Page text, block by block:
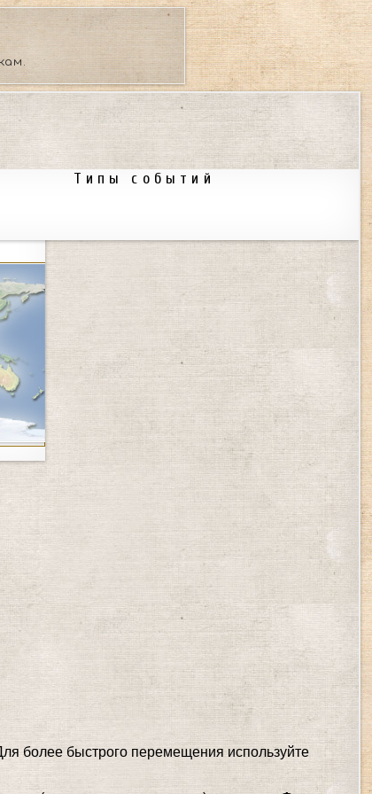
Типы событий
более быстрого перемещения используйте